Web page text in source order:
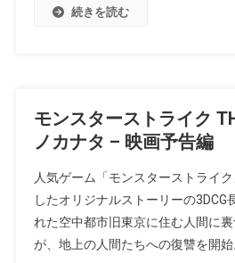
続きを読む
モンスターストライク
ノカナタ – 映画予告編
人気ゲーム「モンスターストライ
したオリジナルストーリーの3DCG
れた空中都市旧東京に住む人間に
が、地上の人間たちへの復讐を開始